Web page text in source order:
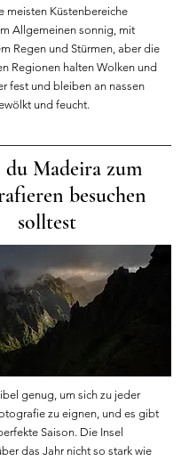
meisten Küstenbereiche
Allgemeinen sonnig, mit
Regen und Stürmen, aber die
Regionen halten Wolken und
fest und bleiben an nassen
und feucht.
du Madeira zum
besuchen
solltest
genug, um sich zu jeder
zu eignen, und es gibt
Saison. Die Insel
das Jahr nicht so stark wie